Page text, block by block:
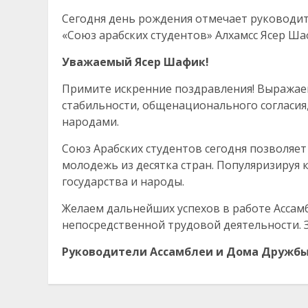
Сегодня день рождения отмечает
«Союз арабских студентов» Алхамсс Ясер
Уважаемый Ясер Шафик!
Примите искренние поздравления!
стабильности, общенационального
народами.
Союз Арабских студентов сегодня
молодежь из десятка стран. Популяризируя
государства и народы.
Желаем дальнейших успехов в работе
непосредственной трудовой
Руководители Ассамблеи и Дома